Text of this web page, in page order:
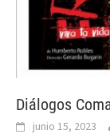
Diálogos
junio 15, 2023